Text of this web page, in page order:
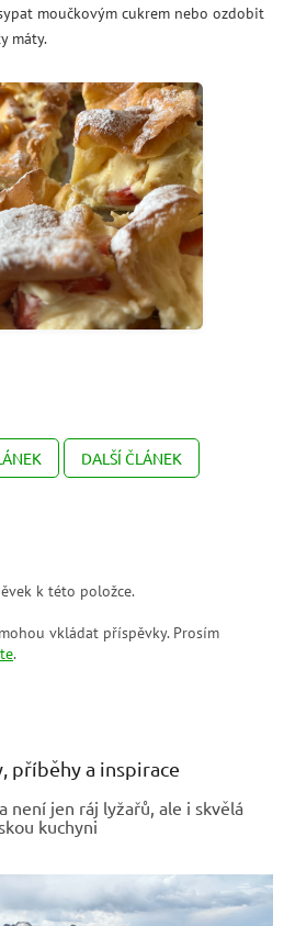
moučkovým cukrem nebo ozdobit
máty.
DALŠÍ ČLÁNEK
k této položce.
vkládat příspěvky. Prosím
.
příběhy a inspirace
není jen ráj lyžařů, ale i skvělá
kuchyni